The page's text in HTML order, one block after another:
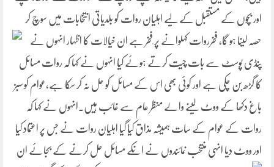
اور بچوں کے مستقبل کے لیے اہلیان روات کو بلدیاتی انتخابات میں سوچ کر
حصہ لینا ہو گا، فخرروات کہلوانے پر ٖفخر ہے ان خیالات کا اظہار انہوں نے
پنڈی پوسٹ سے بات چیت کرتے ہوئے کیا انہوں نے کہا کہ روات مسائل
کا گڑھ بن چکی ہے اور کوئی بھی اس کے مسائل کو حل نہ کر سکا ہے،عوام کو سبز
باغ دکھا کے ووٹ لینے والے منظر عام سے غائب ہیں۔انہوں نے کہا کہ
روات کے عوام کے سات ہمیشہ مذاق کیا گیا اہلیان روات نے جس پر اعتماد کیا
اور ووٹ دیا انہی منتخب نمائندوں نے انکے مسائل حل کرنے کے بجائے ان